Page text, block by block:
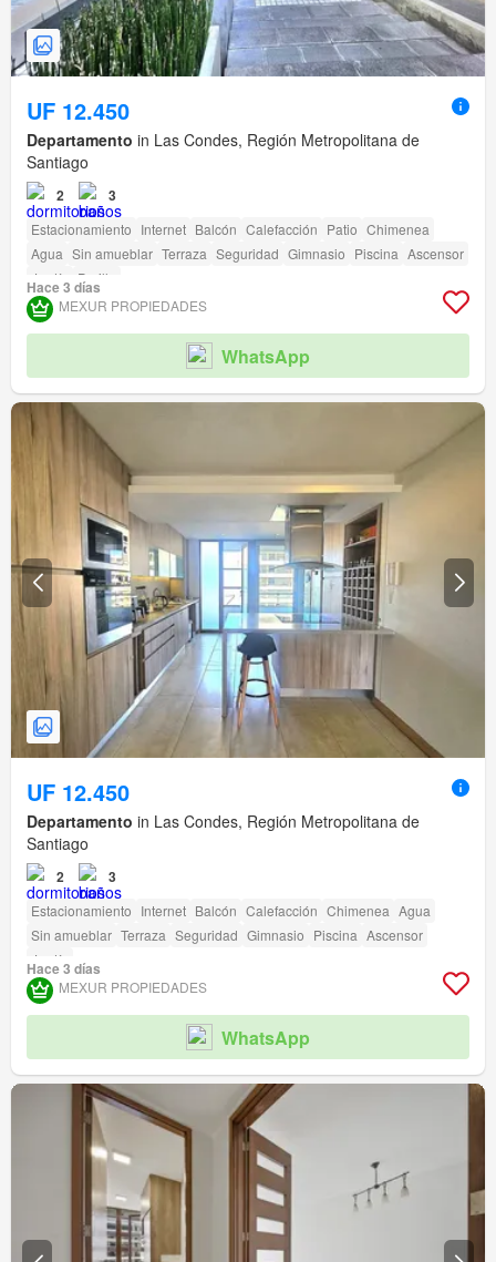
UF 12.450
Departamento in Las Condes, Región Metropolitana de
Santiago
2 3
Estacionamiento Internet Balcón Calefacción Patio Chimenea
Agua Sin amueblar Terraza Seguridad Gimnasio Piscina Ascensor
Jardín
Parilla
Hace 3 días
MEXUR PROPIEDADES
WhatsApp
UF 12.450
Departamento in Las Condes, Región Metropolitana de
Santiago
2 3
Estacionamiento Internet Balcón Calefacción Chimenea Agua
Sin amueblar Terraza Seguridad Gimnasio Piscina Ascensor
Jardín
Hace 3 días
MEXUR PROPIEDADES
WhatsApp